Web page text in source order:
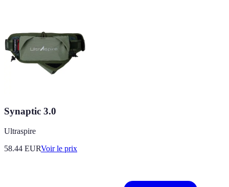
Synaptic 3.0
Ultraspire
58.44 EURVoir le prix